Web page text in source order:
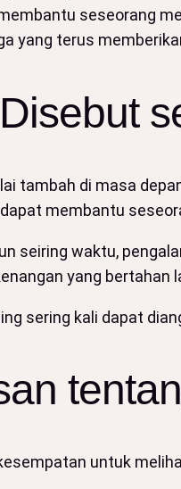
seseorang
yang terus
tambah di masa
membantu
seiring waktu,
yang bertahan
sering kali dapat
untuk